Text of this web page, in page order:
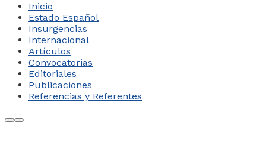
Inicio
Estado Español
Insurgencias
Internacional
Artículos
Convocatorias
Editoriales
Publicaciones
Referencias y Referentes